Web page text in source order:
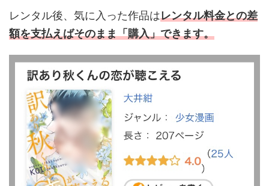
レンタル後、気に入った作品はレンタル料金との差
額を支払えばそのまま「購入」できます。